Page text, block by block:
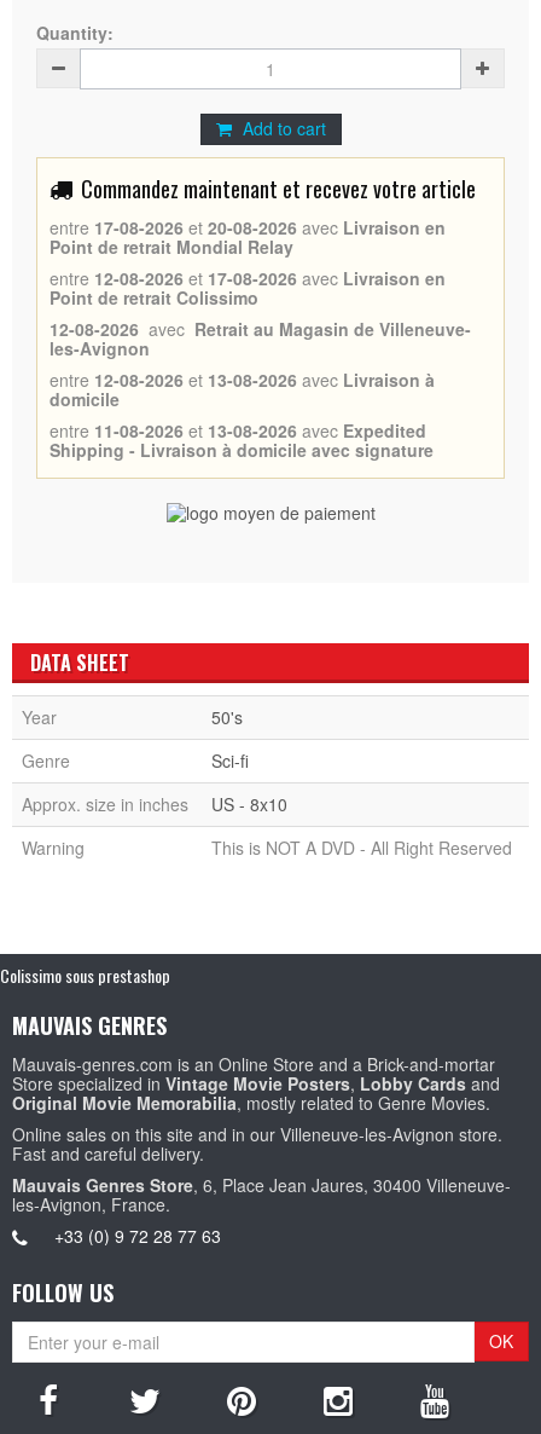
Quantity:
Add to cart
Commandez maintenant et recevez votre article
entre 17-08-2026 et 20-08-2026 avec Livraison en
Point de retrait Mondial Relay
entre 12-08-2026 et 17-08-2026 avec Livraison en
Point de retrait Colissimo
12-08-2026 avec Retrait au Magasin de Villeneuve-
les-Avignon
entre 12-08-2026 et 13-08-2026 avec Livraison à
domicile
entre 11-08-2026 et 13-08-2026 avec Expedited
Shipping - Livraison à domicile avec signature
DATA SHEET
Year
50's
Genre
Sci-fi
Approx. size in inches
US - 8x10
Warning
This is NOT A DVD - All Right Reserved
Colissimo sous prestashop
MAUVAIS GENRES
Mauvais-genres.com is an Online Store and a Brick-and-mortar
Store specialized in Vintage Movie Posters, Lobby Cards and
Original Movie Memorabilia, mostly related to Genre Movies.
Online sales on this site and in our Villeneuve-les-Avignon store.
Fast and careful delivery.
Mauvais Genres Store, 6, Place Jean Jaures, 30400 Villeneuve-
les-Avignon, France.
+33 (0) 9 72 28 77 63
FOLLOW US
OK